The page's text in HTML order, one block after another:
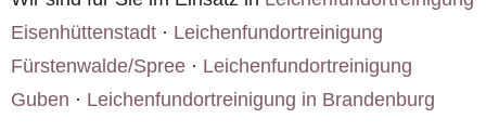
Eisenhüttenstadt · Leichenfundortreinigung
Fürstenwalde/Spree · Leichenfundortreinigung
Guben · Leichenfundortreinigung in Brandenburg